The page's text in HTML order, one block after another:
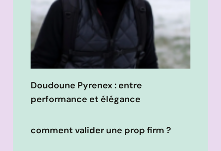
Doudoune Pyrenex : entre
performance et élégance
comment valider une prop firm ?